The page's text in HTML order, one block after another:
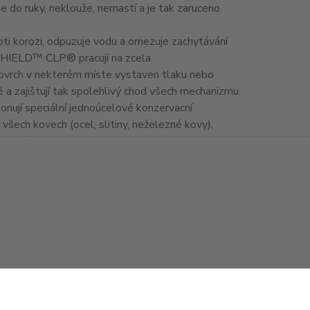
do ruky, neklouže, nemastí a je tak zaruceno
korozi, odpuzuje vodu a omezuje zachytávání
CLP® pracují na zcela
v nekterém míste vystaven tlaku nebo
zajištují tak spolehlivý chod všech mechanizmu.
speciální jednoúcelové konzervacní
kovech (ocel, slitiny, neželezné kovy),
drevo.
zbrane.